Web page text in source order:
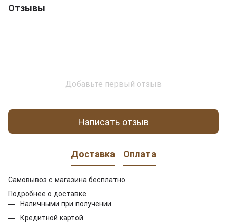
Отзывы
Добавьте первый отзыв
Написать отзыв
Доставка Оплата
Самовывоз с магазина бесплатно
Подробнее о доставке
Наличными при получении
Кредитной картой